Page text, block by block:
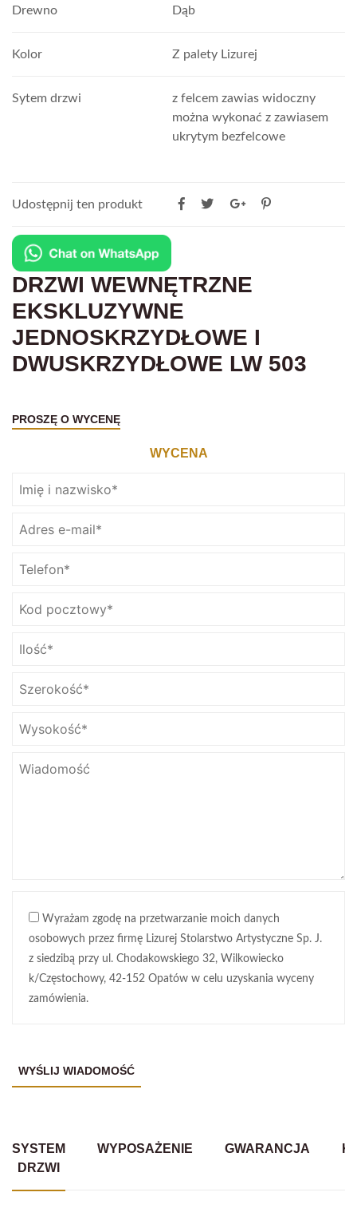
Drewno Dąb
Kolor Z palety Lizurej
Sytem drzwi
z felcem zawias widoczny
można wykonać z zawiasem
ukrytym bezfelcowe
Udostępnij ten produkt
DRZWI WEWNĘTRZNE
EKSKLUZYWNE
JEDNOSKRZYDŁOWE I
DWUSKRZYDŁOWE LW 503
PROSZĘ O WYCENĘ
WYCENA
Wyrażam zgodę na przetwarzanie moich danych
osobowych przez firmę Lizurej Stolarstwo Artystyczne Sp. J.
z siedzibą przy ul. Chodakowskiego 32, Wilkowiecko
k/Częstochowy, 42-152 Opatów w celu uzyskania wyceny
zamówienia.
SYSTEM
DRZWI
WYPOSAŻENIE GWARANCJA